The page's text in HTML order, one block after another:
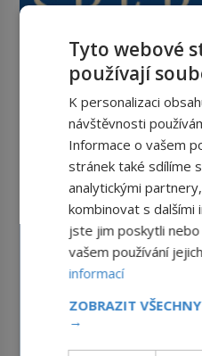
Tyto webové
používají
K personalizaci
návštěvnosti
Informace o vašem
stránek také sdílíme
analytickými
kombinovat s dalšími
jste jim poskytli
vašem používání
informací
ZOBRAZIT
→